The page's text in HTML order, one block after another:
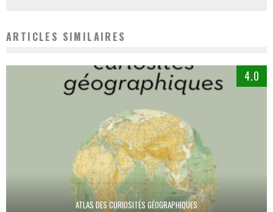
ARTICLES SIMILAIRES
4.0
ATLAS DES CURIOSITÉS GÉOGRAPHIQUES